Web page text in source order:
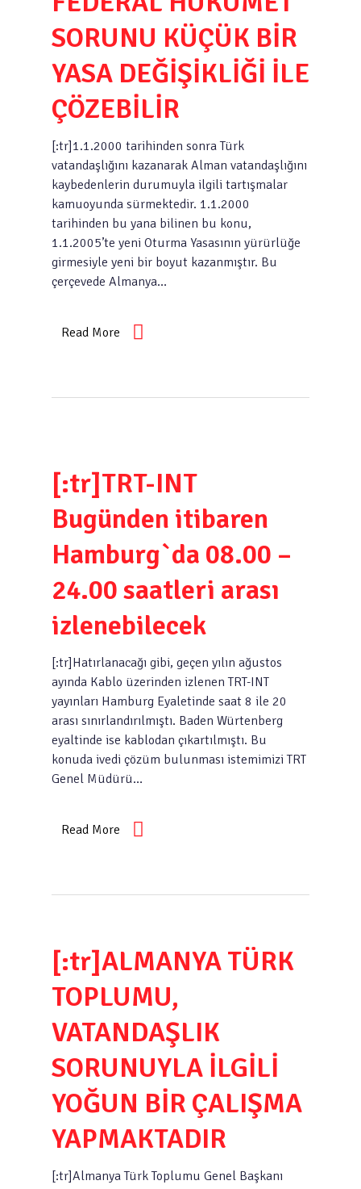
SORUNU KÜÇÜK BİR
YASA DEĞİŞİKLİĞİ İLE
ÇÖZEBİLİR
[:tr]1.1.2000 tarihinden sonra Türk
vatandaşlığını kazanarak Alman vatandaşlığını
kaybedenlerin durumuyla ilgili tartışmalar
kamuoyunda sürmektedir. 1.1.2000
tarihinden bu yana bilinen bu konu,
1.1.2005’te yeni Oturma Yasasının yürürlüğe
girmesiyle yeni bir boyut kazanmıştır. Bu
çerçevede Almanya…
Read More
[:tr]TRT-INT
Bugünden itibaren
Hamburg`da 08.00 –
24.00 saatleri arası
izlenebilecek
[:tr]Hatırlanacağı gibi, geçen yılın ağustos
ayında Kablo üzerinden izlenen TRT-INT
yayınları Hamburg Eyaletinde saat 8 ile 20
arası sınırlandırılmıştı. Baden Würtenberg
eyaltinde ise kablodan çıkartılmıştı. Bu
konuda ivedi çözüm bulunması istemimizi TRT
Genel Müdürü…
Read More
[:tr]ALMANYA TÜRK
TOPLUMU,
VATANDAŞLIK
SORUNUYLA İLGİLİ
YOĞUN BİR ÇALIŞMA
YAPMAKTADIR
[:tr]Almanya Türk Toplumu Genel Başkanı